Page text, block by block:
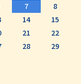
7
8
14
15
21
22
28
29